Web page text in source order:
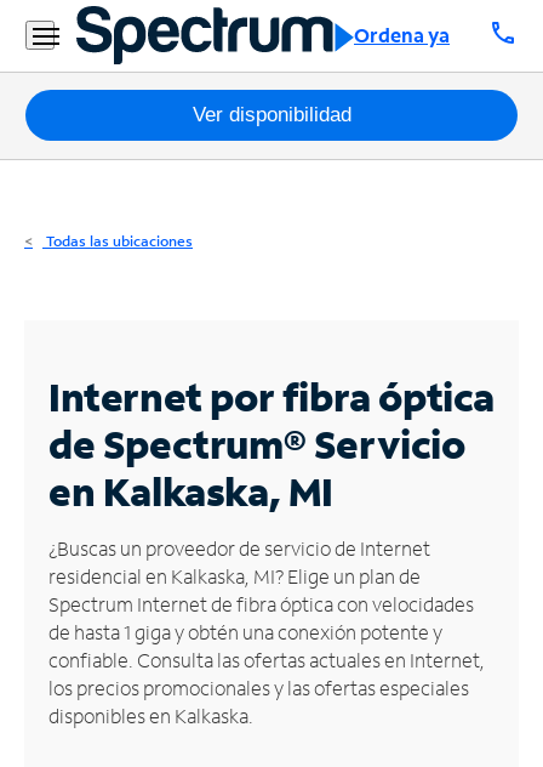
Ordena ya call
Residencial
Business
Paquetes
Internet
Business
Contáctanos
Inglés
Administrar
cuenta
Encuentra
una
tienda
Ver disponibilidad
Todas las ubicaciones
Internet por fibra óptica
de Spectrum®Servicio
en Kalkaska, MI
¿Buscas un proveedor de servicio de Internet
residencial en Kalkaska, MI? Elige un plan de
Spectrum Internet de fibra óptica con velocidades
de hasta 1 giga y obtén una conexión potente y
confiable. Consulta las ofertas actuales en Internet,
los precios promocionales y las ofertas especiales
disponibles en Kalkaska.